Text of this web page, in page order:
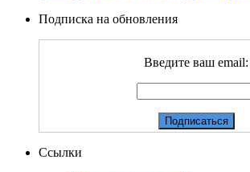
Подписка на обновления
Введите ваш email:
Ссылки